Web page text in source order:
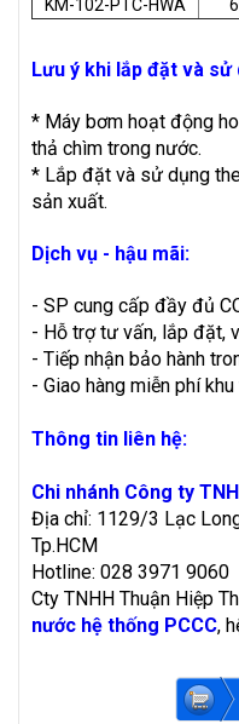
KM-102-PTC-HWA
Lưu ý khi lắp đặt và sử
* Máy bơm hoạt động
thả chìm trong nước.
* Lắp đặt và sử dụng
sản xuất.
Dịch vụ - hậu mãi:
- SP cung cấp đầy đủ
- Hỗ trợ tư vấn, lắp đặt,
- Tiếp nhận bảo hành
- Giao hàng miễn phí
Thông tin liên hệ:
Chi nhánh Công ty
Địa chỉ: 1129/3 Lạc Long
Tp.HCM
Hotline: 028 3971 9060
Cty TNHH Thuận Hiệp
nước hệ thống PCCC,